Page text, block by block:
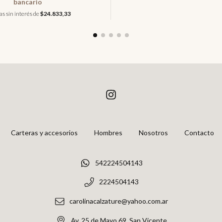
sin interés de$24.833,33
Carteras y accesorios Hombres Nosotros Contacto
542224504143
2224504143
carolinacalzature@yahoo.com.ar
Av. 25 de Mayo 69, San Vicente